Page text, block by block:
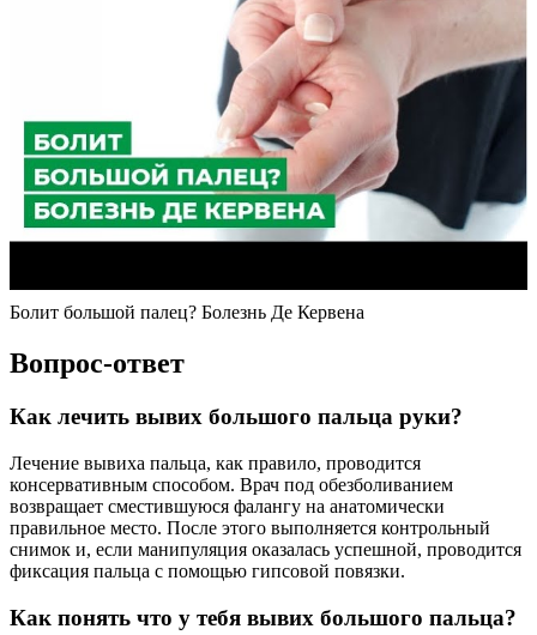
Болит большой палец? Болезнь Де Кервена
Вопрос-ответ
Как лечить вывих большого пальца руки?
Лечение вывиха пальца, как правило, проводится
консервативным способом. Врач под обезболиванием
возвращает сместившуюся фалангу на анатомически
правильное место. После этого выполняется контрольный
снимок и, если манипуляция оказалась успешной, проводится
фиксация пальца с помощью гипсовой повязки.
Как понять что у тебя вывих большого пальца?